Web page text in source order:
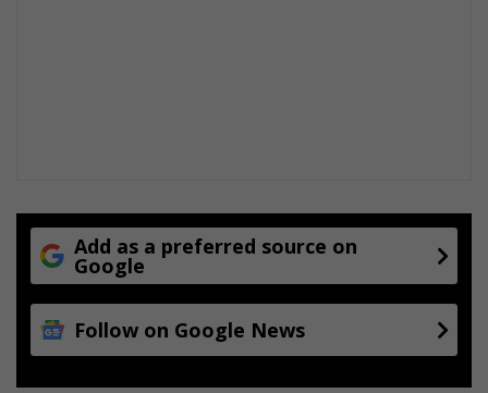
Add as a preferred source on
Google
Follow on Google News